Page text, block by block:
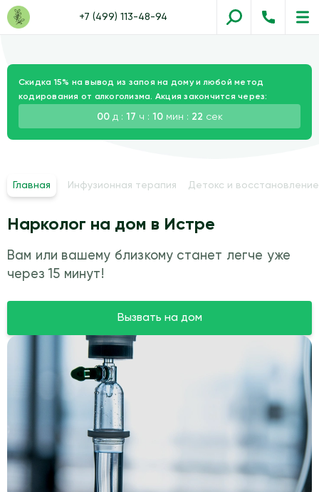
+7 (499) 113-48-94
Скидка 15% на вывод из запоя на дому и любой метод
кодирования от алкоголизма. Акция закончится через:
00д : 17 ч : 10мин : 20 сек
Главная Инфузионная терапия Детокс и восстановление
Нарколог на дом в Истре
Вам или вашему близкому станет легче уже
через 15 минут!
Вызвать на дом